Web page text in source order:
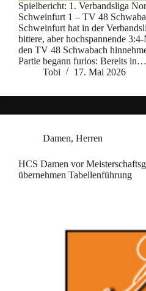
Spielbericht: 1. Verbandsliga
Schweinfurt 1 – TV 48
Schweinfurt hat in der
bittere, aber hochspannende
den TV 48 Schwabach
Partie begann furios: Bereits in…
Tobi
17. Mai 2026
Damen, Herren
HCS Damen vor
übernehmen Tabellenführung